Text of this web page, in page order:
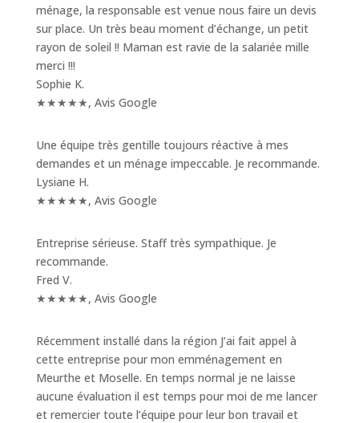
ménage, la responsable est venue nous faire un devis
sur place. Un très beau moment d’échange, un petit
rayon de soleil !! Maman est ravie de la salariée mille
merci !!!
Sophie K.
★★★★★, Avis Google
Une équipe très gentille toujours réactive à mes
demandes et un ménage impeccable. Je recommande.
Lysiane H.
★★★★★, Avis Google
Entreprise sérieuse. Staff très sympathique. Je
recommande.
Fred V.
★★★★★, Avis Google
Récemment installé dans la région J’ai fait appel à
cette entreprise pour mon emménagement en
Meurthe et Moselle. En temps normal je ne laisse
aucune évaluation il est temps pour moi de me lancer
et remercier toute l’équipe pour leur bon travail et